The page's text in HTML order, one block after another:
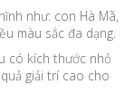
như: con Hà Mã,
màu sắc đa dạng.
có kích thước nhỏ
giải trí cao cho